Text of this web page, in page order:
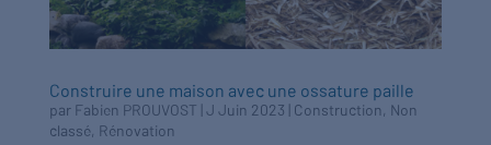
Construire une maison avec une ossature paille
par Fabien PROUVOST J Juin 2023 Construction, Non
classé, Rénovation